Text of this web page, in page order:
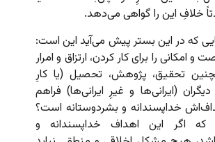
خلافِ این را گواهی می‌دهد.
که در این بستر پیش می‌آید این است:
امکانی را برای کار کردن، ارتزاق و امرار
تحقیق، پژوهش، تحصیل (یا کارِ
(ایرانی‌ها و غیرِ ایرانی‌ها) فراهم
خداپسندانه و بشردوستانه است؟
اگر این اهداف خداپسندانه و